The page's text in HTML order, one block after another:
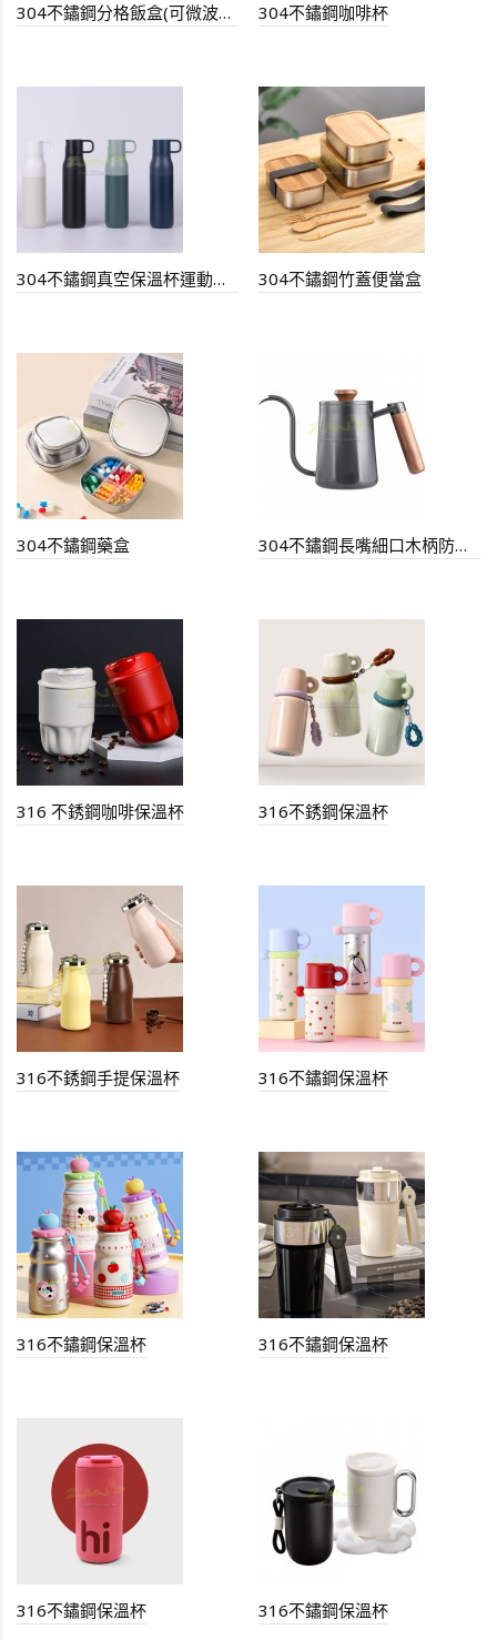
304不鏽鋼分格飯盒(可微波爐） 304不鏽鋼咖啡杯
304不鏽鋼真空保溫杯運動水壺 304不鏽鋼竹蓋便當盒
304不鏽鋼藥盒 304不鏽鋼長嘴細口木柄防燙手沖壺
316 不銹鋼咖啡保溫杯 316不銹鋼保溫杯
316不銹鋼手提保溫杯 316不鏽鋼保溫杯
316不鏽鋼保溫杯 316不鏽鋼保溫杯
316不鏽鋼保溫杯 316不鏽鋼保溫杯